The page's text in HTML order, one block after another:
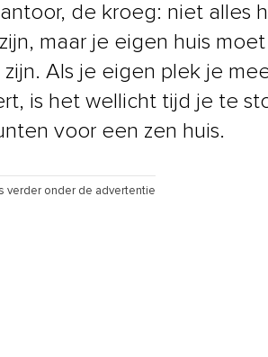
de kroeg: niet alles
maar je eigen huis moet
Als je eigen plek je
is het wellicht tijd je te
voor een zen huis.
verder onder de advertentie